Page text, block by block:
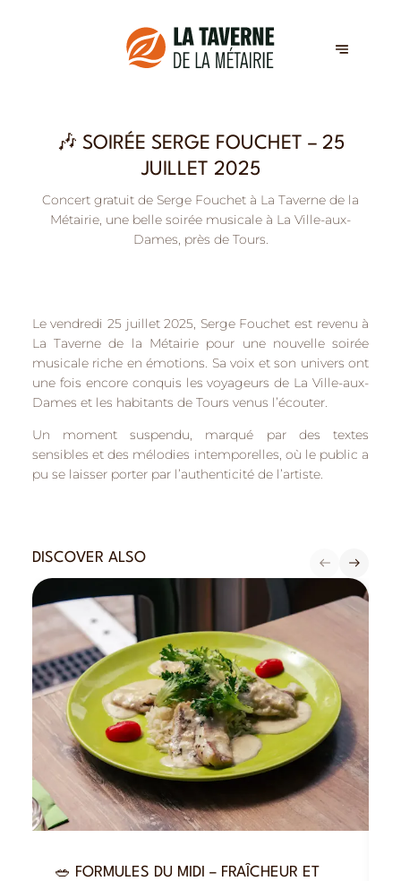
🎶 SOIRÉE SERGE FOUCHET – 25
JUILLET 2025
Concert gratuit de Serge Fouchet à La Taverne de la
Métairie, une belle soirée musicale à La Ville-aux-
Dames, près de Tours.
Le vendredi 25 juillet 2025, Serge Fouchet est revenu à
La Taverne de la Métairie pour une nouvelle soirée
musicale riche en émotions. Sa voix et son univers ont
une fois encore conquis les voyageurs de La Ville-aux-
Dames et les habitants de Tours venus l’écouter.
Un moment suspendu, marqué par des textes
sensibles et des mélodies intemporelles, où le public a
pu se laisser porter par l’authenticité de l’artiste.
DISCOVER ALSO
🥗 FORMULES DU MIDI – FRAÎCHEUR ET